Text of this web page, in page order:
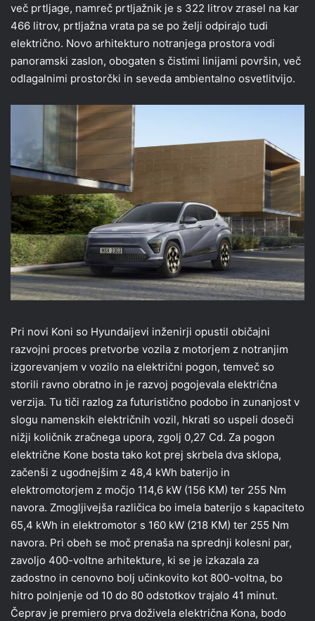
več prtljage, namreč prtljažnik je s 322 litrov zrasel na kar
466 litrov, prtljažna vrata pa se po želji odpirajo tudi
električno. Novo arhitekturo notranjega prostora vodi
panoramski zaslon, obogaten s čistimi linijami površin, več
odlagalnimi prostorčki in seveda ambientalno osvetlitvijo.
Pri novi Koni so Hyundaijevi inženirji opustil običajni
razvojni proces pretvorbe vozila z motorjem z notranjim
izgorevanjem v vozilo na električni pogon, temveč so
storili ravno obratno in je razvoj pogojevala električna
verzija. Tu tiči razlog za futuristično podobo in zunanjost v
slogu namenskih električnih vozil, hkrati so uspeli doseči
nižji količnik zračnega upora, zgolj 0,27 Cd. Za pogon
električne Kone bosta tako kot prej skrbela dva sklopa,
začenši z ugodnejšim z 48,4 kWh baterijo in
elektromotorjem z močjo 114,6 kW (156 KM) ter 255 Nm
navora. Zmogljivejša različica bo imela baterijo s kapaciteto
65,4 kWh in elektromotor s 160 kW (218 KM) ter 255 Nm
navora. Pri obeh se moč prenaša na sprednji kolesni par,
zavoljo 400-voltne arhitekture, ki se je izkazala za
zadostno in cenovno bolj učinkovito kot 800-voltna, bo
hitro polnjenje od 10 do 80 odstotkov trajalo 41 minut.
Čeprav je premiero prva doživela električna Kona, bodo